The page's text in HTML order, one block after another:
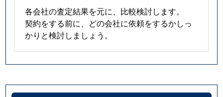
各会社の査定結果を元に、比較検討します。
契約をする前に、どの会社に依頼をするかしっ
かりと検討しましょう。